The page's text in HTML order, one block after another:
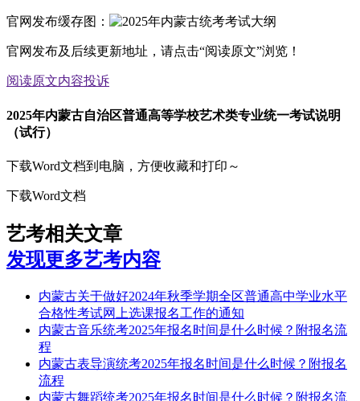
官网发布缓存图：
官网发布及后续更新地址，请点击“阅读原文”浏览！
阅读原文内容投诉
2025年内蒙古自治区普通高等学校艺术类专业统一考试说明
（试行）
下载Word文档到电脑，方便收藏和打印～
下载Word文档
艺考相关文章
发现更多艺考内容
内蒙古关于做好2024年秋季学期全区普通高中学业水平
合格性考试网上选课报名工作的通知
内蒙古音乐统考2025年报名时间是什么时候？附报名流
程
内蒙古表导演统考2025年报名时间是什么时候？附报名
流程
内蒙古舞蹈统考2025年报名时间是什么时候？附报名流